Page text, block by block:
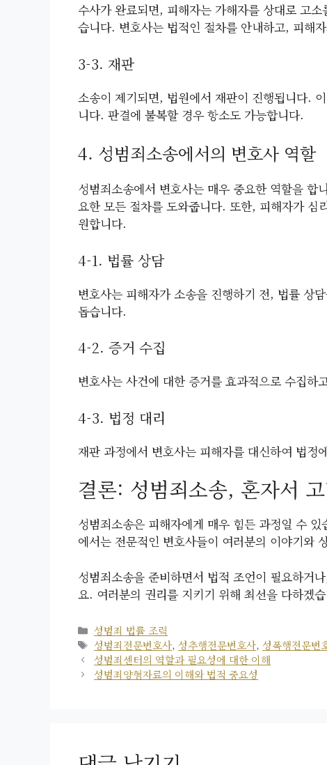
수사가 완료되면, 피해자는 가해자를 상대로 고
습니다. 변호사는 법적인 절차를 안내하고, 피해
3-3. 재판
소송이 제기되면, 법원에서 재판이 진행됩니다.
니다. 판결에 불복할 경우 항소도 가능합니다.
4. 성범죄소송에서의 변호사 역할
성범죄소송에서 변호사는 매우 중요한 역할을
요한 모든 절차를 도와줍니다. 또한, 피해자가 심
원합니다.
4-1. 법률 상담
변호사는 피해자가 소송을 진행하기 전, 법률 상
돕습니다.
4-2. 증거 수집
변호사는 사건에 대한 증거를 효과적으로 수집하
4-3. 법정 대리
재판 과정에서 변호사는 피해자를 대신하여 법
결론: 성범죄소송, 혼자서
성범죄소송은 피해자에게 매우 힘든 과정일 수
에서는 전문적인 변호사들이 여러분의 이야기와
성범죄소송을 준비하면서 법적 조언이 필요하거
요. 여러분의 권리를 지키기 위해 최선을 다하겠
카
테
고
리
성범죄 법률 조력
태
그
성범죄전문변호사,성추행전문변호사,성폭행전문변
성범죄센터의 역할과 필요성에 대한 이해
성범죄양형자료의 이해와 법적 중요성